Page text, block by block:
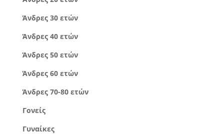
Άνδρες 30 ετών
Άνδρες 40 ετών
Άνδρες 50 ετών
Άνδρες 60 ετών
Άνδρες 70-80 ετών
Γονείς
Γυναίκες